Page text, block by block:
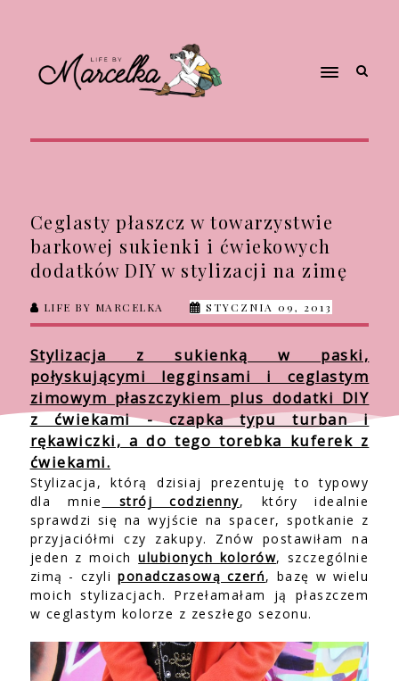
Ceglasty płaszcz w towarzystwie
barkowej sukienki i ćwiekowych
dodatków DIY w stylizacji na zimę
LIFE BY MARCELKA STYCZNIA 09, 2013
Stylizacja z sukienką w paski,
połyskującymi legginsami i ceglastym
zimowym płaszczykiem plus dodatki DIY
z ćwiekami - czapka typu turban i
rękawiczki, a do tego torebka kuferek z
ćwiekami.
Stylizacja, którą dzisiaj prezentuję to typowy
dla mnie
strój codzienny, który idealnie
sprawdzi się na wyjście na spacer, spotkanie z
przyjaciółmi czy zakupy. Znów postawiłam na
jeden z moichulubionych kolorów, szczególnie
zimą - czyliponadczasową czerń, bazę w wielu
moich stylizacjach. Przełamałam ją płaszczem
w ceglastym kolorze z zeszłego sezonu.